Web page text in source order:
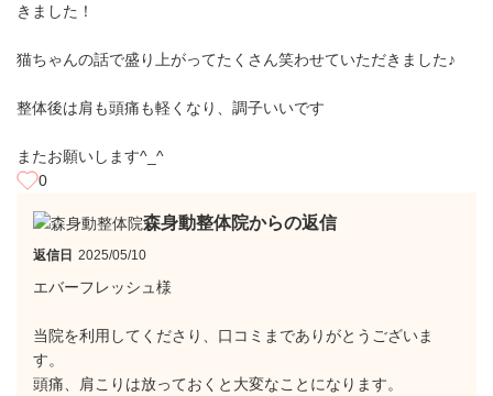
きました！
猫ちゃんの話で盛り上がってたくさん笑わせていただきました♪
整体後は肩も頭痛も軽くなり、調子いいです
またお願いします^_^
0
森身動整体院からの返信
返信日 2025/05/10
エバーフレッシュ様
当院を利用してくださり、口コミまでありがとうございま
す。
頭痛、肩こりは放っておくと大変なことになります。